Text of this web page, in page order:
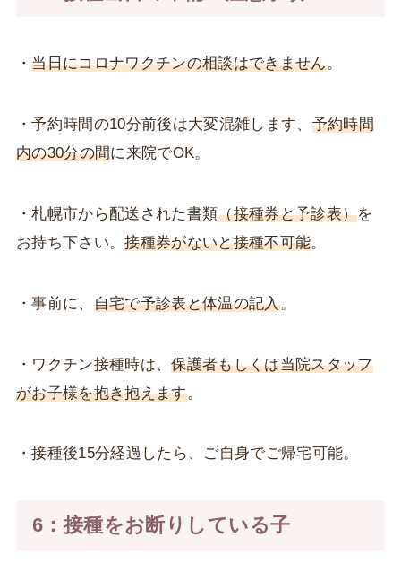
・当日にコロナワクチンの相談はできません。
・予約時間の10分前後は大変混雑します、 予約時間
内の30分の間に来院でOK。
・札幌市から配送された書類（接種券と予診表）を
お持ち下さい。接種券がないと接種不可能。
・事前に、 自宅で予診表と体温の記入。
・ワクチン接種時は、保護者もしくは当院スタッフ
がお子様を抱き抱えます。
・接種後15分経過したら、ご自身でご帰宅可能。
6：接種をお断りしている子